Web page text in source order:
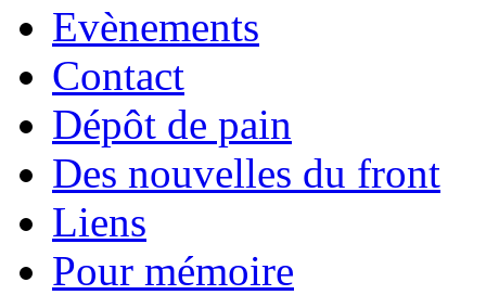
Evènements
Contact
Dépôt de pain
Des nouvelles du front
Liens
Pour mémoire